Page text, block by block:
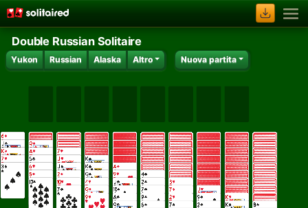
Double Russian Solitaire
Yukon Russian Alaska Altro Nuova partita